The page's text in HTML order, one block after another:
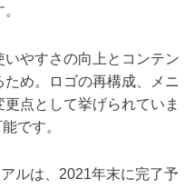
やすさの向上とコンテン
め。ロゴの再構成、メニ
点として挙げられていま
です。
ルは、2021年末に完了予